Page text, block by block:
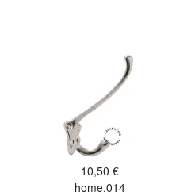
10,50 €
home.014